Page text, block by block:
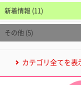
新着情報 (11)
その他 (5)
カテゴリ全てを表